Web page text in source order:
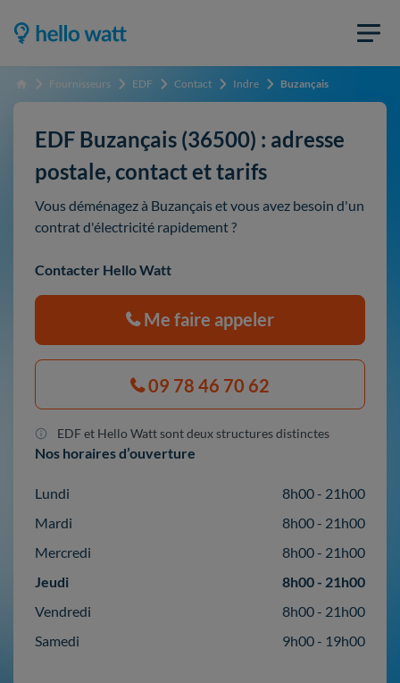
Accueil Fournisseurs EDF Contact Indre Buzançais
EDF Buzançais (36500) : adresse
postale, contact et tarifs
Vous déménagez à Buzançais et vous avez besoin d'un
contrat d'électricité rapidement ?
Contacter Hello Watt
Me faire appeler
09 78 46 70 62
EDF et Hello Watt sont deux structures distinctes
Nos horaires d’ouverture
Lundi
8h00 - 21h00
Mardi
8h00 - 21h00
Mercredi
8h00 - 21h00
Jeudi
8h00 - 21h00
Vendredi
8h00 - 21h00
Samedi
9h00 - 19h00